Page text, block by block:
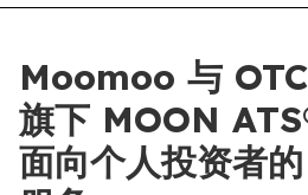
Moomoo 与
旗下 MOON
面向个人投资者